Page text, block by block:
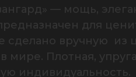
— мощь,
для
сделано вручную
мире. Плотная,
индивидуальность.